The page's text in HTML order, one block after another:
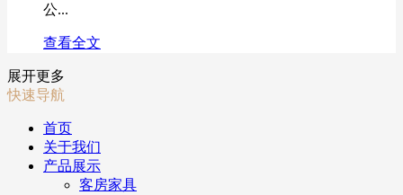
公...
查看全文
展开更多
快速导航
首页
关于我们
产品展示
客房家具